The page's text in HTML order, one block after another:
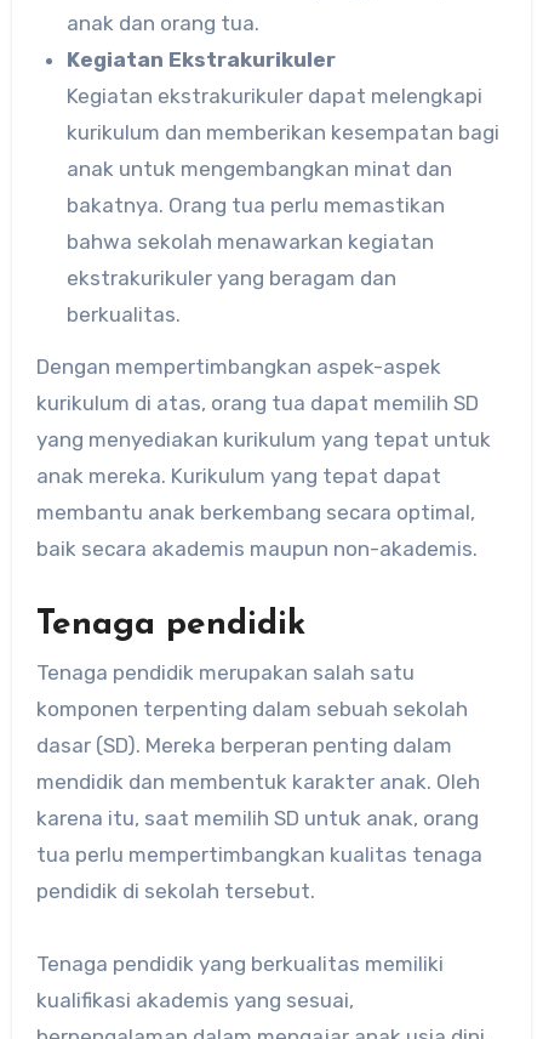
anak dan orang tua.
Kegiatan Ekstrakurikuler
Kegiatan ekstrakurikuler dapat melengkapi
kurikulum dan memberikan kesempatan bagi
anak untuk mengembangkan minat dan
bakatnya. Orang tua perlu memastikan
bahwa sekolah menawarkan kegiatan
ekstrakurikuler yang beragam dan
berkualitas.
Dengan mempertimbangkan aspek-aspek
kurikulum di atas, orang tua dapat memilih SD
yang menyediakan kurikulum yang tepat untuk
anak mereka. Kurikulum yang tepat dapat
membantu anak berkembang secara optimal,
baik secara akademis maupun non-akademis.
Tenaga pendidik
Tenaga pendidik merupakan salah satu
komponen terpenting dalam sebuah sekolah
dasar (SD). Mereka berperan penting dalam
mendidik dan membentuk karakter anak. Oleh
karena itu, saat memilih SD untuk anak, orang
tua perlu mempertimbangkan kualitas tenaga
pendidik di sekolah tersebut.
Tenaga pendidik yang berkualitas memiliki
kualifikasi akademis yang sesuai,